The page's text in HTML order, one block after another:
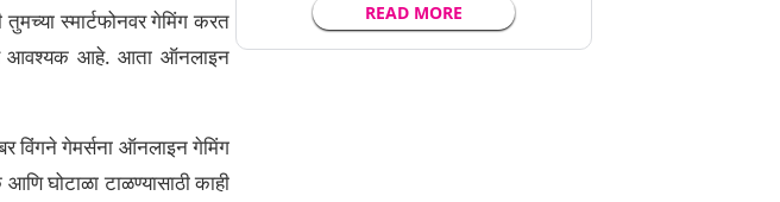
स्मार्टफोनवर गेमिंग करत
आवश्यक आहे. आता ऑनलाइन
विंगने गेमर्सना ऑनलाइन गेमिंग
घोटाळा टाळण्यासाठी काही
READ MORE